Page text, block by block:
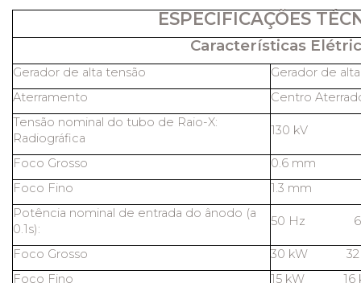
ESPECIFICAÇÕES
Características
Gerador de alta tensão
Gerador de
Aterramento
Centro
Tensão nominal do tubo de Raio-X:
Radiográfica
130 kV
Foco Grosso
0.6 mm
Foco Fino
1.3 mm
Potência nominal de entrada do ânodo (a
0.1s):
50 Hz 60
Foco Grosso
30 kW 32
Foco Fino
15 kW 16